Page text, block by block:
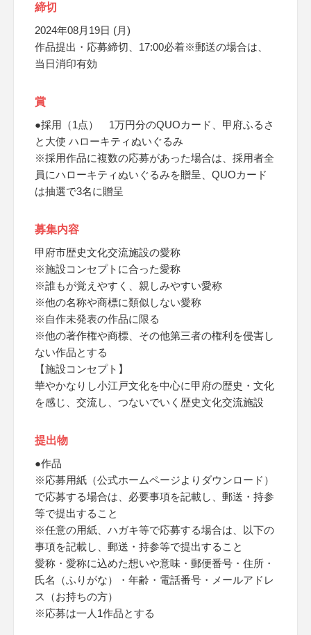
締切
2024年08月19日 (月)
作品提出・応募締切、17:00必着※郵送の場合は、
当日消印有効
賞
●採用（1点） 1万円分のQUOカード、甲府ふるさ
と大使 ハローキティぬいぐるみ
※採用作品に複数の応募があった場合は、採用者全
員にハローキティぬいぐるみを贈呈、QUOカード
は抽選で3名に贈呈
募集内容
甲府市歴史文化交流施設の愛称
※施設コンセプトに合った愛称
※誰もが覚えやすく、親しみやすい愛称
※他の名称や商標に類似しない愛称
※自作未発表の作品に限る
※他の著作権や商標、その他第三者の権利を侵害し
ない作品とする
【施設コンセプト】
華やかなりし小江戸文化を中心に甲府の歴史・文化
を感じ、交流し、つないでいく歴史文化交流施設
提出物
●作品
※応募用紙（公式ホームページよりダウンロード）
で応募する場合は、必要事項を記載し、郵送・持参
等で提出すること
※任意の用紙、ハガキ等で応募する場合は、以下の
事項を記載し、郵送・持参等で提出すること
愛称・愛称に込めた想いや意味・郵便番号・住所・
氏名（ふりがな）・年齢・電話番号・メールアドレ
ス（お持ちの方）
※応募は一人1作品とする